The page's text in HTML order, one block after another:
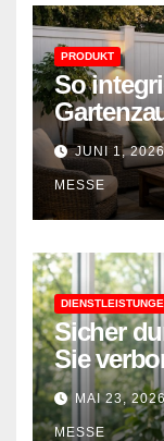
PRODUKT
So
– mehr
Aufwand
JUNI 1,
MESSE
Sicher
Sie
MAI 23,
MESSE